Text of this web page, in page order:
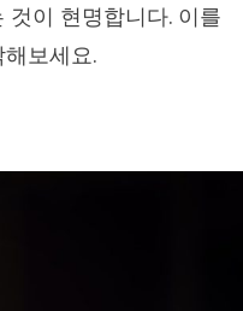
이 현명합니다. 이를
보세요.